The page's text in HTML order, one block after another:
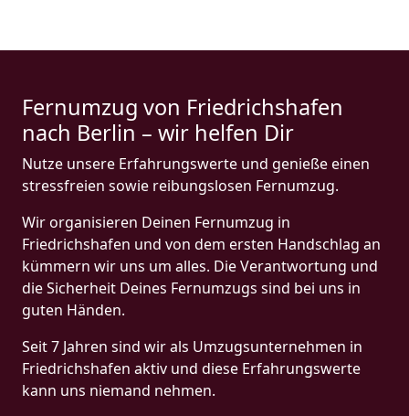
Fernumzug von Friedrichshafen
nach Berlin – wir helfen Dir
Nutze unsere Erfahrungswerte und genieße einen
stressfreien sowie reibungslosen Fernumzug.
Wir organisieren Deinen Fernumzug in
Friedrichshafen und von dem ersten Handschlag an
kümmern wir uns um alles. Die Verantwortung und
die Sicherheit Deines Fernumzugs sind bei uns in
guten Händen.
Seit 7 Jahren sind wir als Umzugsunternehmen in
Friedrichshafen aktiv und diese Erfahrungswerte
kann uns niemand nehmen.